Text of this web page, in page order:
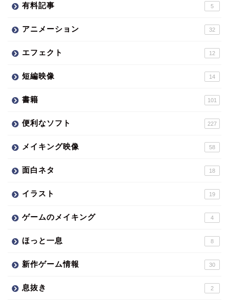
有料記事 5
アニメーション 32
エフェクト 12
短編映像 14
書籍 101
便利なソフト 227
メイキング映像 58
面白ネタ 18
イラスト 19
ゲームのメイキング 4
ほっと一息 8
新作ゲーム情報 30
息抜き 2